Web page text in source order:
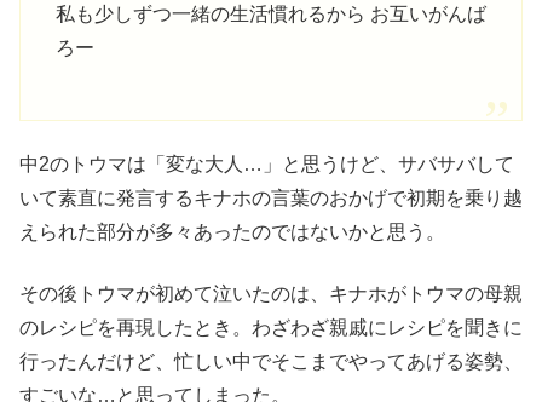
私も少しずつ一緒の生活慣れるから お互いがんば
ろー
中2のトウマは「変な大人…」と思うけど、サバサバして
いて素直に発言するキナホの言葉のおかげで初期を乗り越
えられた部分が多々あったのではないかと思う。
その後トウマが初めて泣いたのは、キナホがトウマの母親
のレシピを再現したとき。わざわざ親戚にレシピを聞きに
行ったんだけど、忙しい中でそこまでやってあげる姿勢、
すごいな…と思ってしまった。